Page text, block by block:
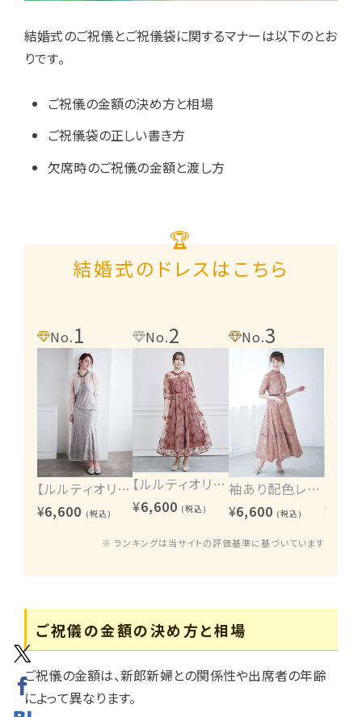
結婚式のご祝儀とご祝儀袋に関するマナーは以下のとお
りです。
ご祝儀の金額の決め方と相場
ご祝儀袋の正しい書き方
欠席時のご祝儀の金額と渡し方
🏆
結婚式のドレスはこちら
No.1
【ルルティオリジナル】ヴィンテージレース2wayワンピース
¥6,600 (税込)
No.2
【ルルティオリジナル】エンブロイダリーワンピース
¥6,600 (税込)
No.3
袖あり配色レースハシゴ切り替えワンピース
¥6,600 (税込) ¥
※ ランキングは当サイトの評価基準に基づいています
ご祝儀の金額の決め方と相場
ご祝儀の金額は、新郎新婦との関係性や出席者の年齢
によって異なります。